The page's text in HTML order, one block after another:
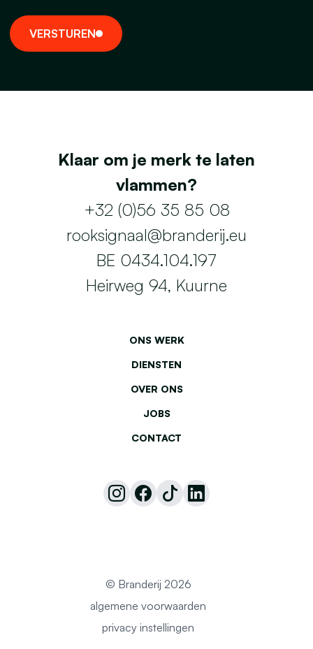
VERSTUREN
Klaar om je merk te laten
vlammen?
+32 (0)56 35 85 08
rooksignaal@branderij.eu
BE 0434.104.197
Heirweg 94, Kuurne
ONS WERK
DIENSTEN
OVER ONS
JOBS
CONTACT
© Branderij 2026
algemene voorwaarden
privacy instellingen